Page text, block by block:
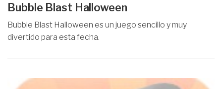
Bubble Blast Halloween
Bubble Blast Halloween es un juego sencillo y muy
divertido para esta fecha.